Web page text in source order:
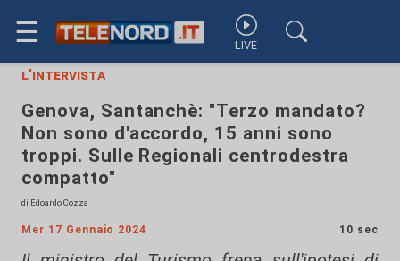
☰ LIVE
l'intervista
Genova, Santanchè: "Terzo mandato?
Non sono d'accordo, 15 anni sono
troppi. Sulle Regionali centrodestra
compatto"
di Edoardo Cozza
Mer 17 Gennaio 2024 10 sec